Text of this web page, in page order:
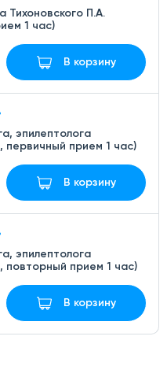
Тихоновского П.А.
1 час)
В корзину
эпилептолога
первичный прием 1 час)
В корзину
эпилептолога
повторный прием 1 час)
В корзину